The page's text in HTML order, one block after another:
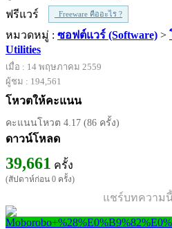
ฟรีแวร์
Freeware คืออะไร ?
หมวดหมู่ : ซอฟต์แวร์ (Software) >
Utilities
เมื่อ : 14 พฤษภาคม 2559
ผู้ชม : 194,561
โหวตให้คะแนน
คะแนนโหวต 4.17 (86 ครั้ง)
ดาวน์โหลด
39,661 ครั้ง
(สัปดาห์ก่อน 0 ครั้ง)
แชร์บทความ